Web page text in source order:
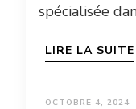
spécialisée
LIRE LA SUITE
OCTOBRE 4, 2024